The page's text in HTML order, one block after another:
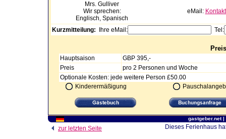
Mrs. Gulliver
Wir sprechen:
Englisch, Spanisch
eMail:
Kurzmitteilung: Ihre eMail: Tel:
Hauptsaison
GBP 395,-
Preis
pro 2 Personen und Woche
Optionale Kosten: jede weitere Person £50.00
Kinderermäßigung
gastgeber.net|
zur letzten Seite Dieses Ferienhaus